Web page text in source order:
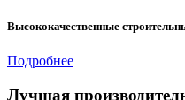
Высококачественные
Подробнее
Лучшая